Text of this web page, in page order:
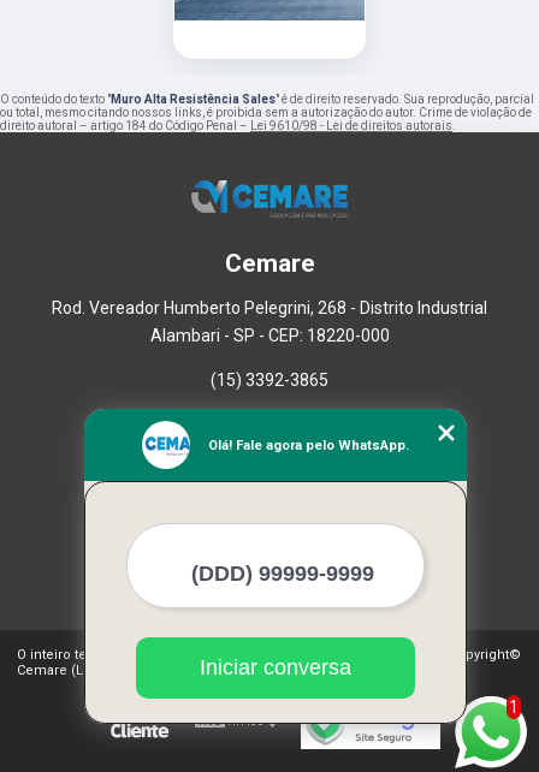
O conteúdo do texto "Muro Alta Resistência Sales" é de direito reservado. Sua reprodução, parcial
ou total, mesmo citando nossos links, é proibida sem a autorização do autor. Crime de violação de
direito autoral – artigo 184 do Código Penal –
Lei 9610/98 - Lei de direitos autorais
Cemare
Rod. Vereador Humberto Pelegrini, 268 - Distrito Industrial
Alambari - SP - CEP: 18220-000
(15) 3392-3865
Empresa
Missão
Mapa do site
Mais Serviços
O inteiro teor deste site está sujeito à proteção de direitos autorais. Copyright©
Cemare (Lei 9610 de 19/02/1998)
1
Olá! Fale agora pelo WhatsApp.
Iniciar conversa